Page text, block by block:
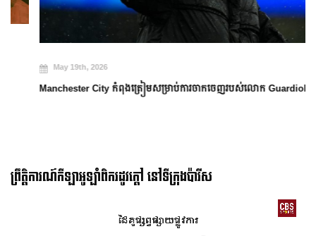
May 19th, 2026
Manchester City កំពុងត្រៀមសម្រាប់ការចាកចេញរបស់លោក Guardiola
ព្រឹត្តិការណ៍កីឡាអូឡាំពិករដូវក្ដៅ នៅទីក្រុងប៉ារីស